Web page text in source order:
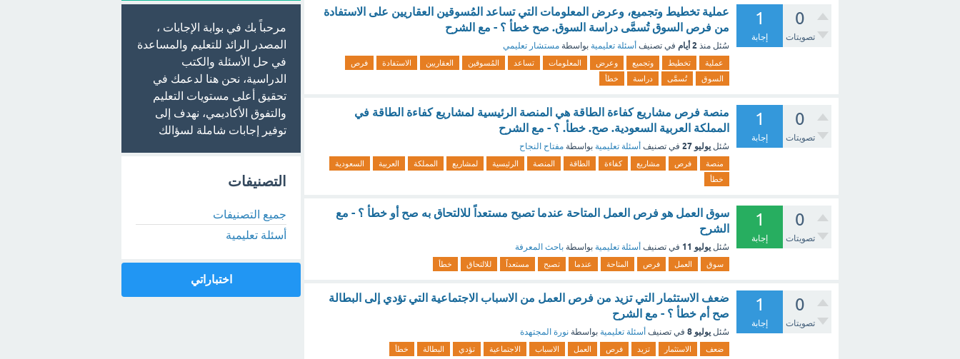
0
تصويتات
1
إجابة
عملية تخطيط وتجميع، وعرض المعلومات التي تساعد المُسوقين العقاريين على الاستفادة
من فرص السوق تُسمَّى دراسة السوق. صح خطأ ؟ - مع الشرح
سُئل منذ 2 أيام في تصنيف أسئلة تعليمية بواسطة مستشار تعليمي
عملية تخطيط وتجميع وعرض المعلومات تساعد المُسوقين العقاريين الاستفادة
فرص
السوق
تُسمَّى دراسة خطأ
0
تصويتات
1
إجابة
منصة فرص مشاريع كفاءة الطاقة هي المنصة الرئيسية لمشاريع كفاءة الطاقة في
المملكة العربية السعودية. صح. خطأ. ؟ - مع الشرح
سُئل يوليو 27 في تصنيف أسئلة تعليمية بواسطة مفتاح النجاح
منصة فرص مشاريع كفاءة الطاقة المنصة الرئيسية لمشاريع المملكة العربية
السعودية
خطأ
0
تصويتات
1
إجابة
سوق العمل هو فرص العمل المتاحة عندما تصبح مستعداً للالتحاق به صح أو خطأ ؟ - مع
الشرح
سُئل يوليو 11 في تصنيف أسئلة تعليمية بواسطة باحث المعرفة
سوق العمل فرص المتاحة عندما تصبح مستعداً للالتحاق خطأ
0
تصويتات
1
إجابة
‏ضعف الاستثمار التي تزيد من فرص العمل من الاسباب الاجتماعية التي تؤدي إلى البطالة
صح أم خطأ ؟ - مع الشرح
سُئل يوليو 8 في تصنيف أسئلة تعليمية بواسطة نورة المجتهدة
ضعف الاستثمار تزيد فرص العمل الاسباب الاجتماعية تؤدي البطالة خطأ
مرحباً بك في بوابة الإجابات ،
المصدر الرائد للتعليم والمساعدة
في حل الأسئلة والكتب
الدراسية، نحن هنا لدعمك في
تحقيق أعلى مستويات التعليم
والتفوق الأكاديمي، نهدف إلى
توفير إجابات شاملة لسؤالك
التصنيفات
جميع التصنيفات
أسئلة تعليمية
اختباراتي